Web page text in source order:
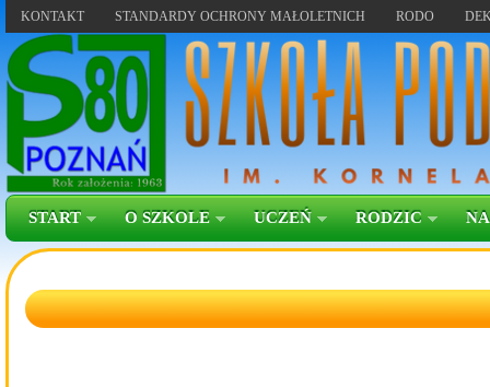
KONTAKT STANDARDY OCHRONY MAŁOLETNICH RODO
START O SZKOLE UCZEŃ RODZIC